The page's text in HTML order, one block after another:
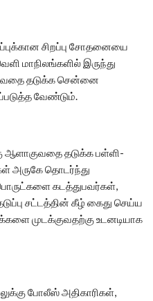
சிறப்பு சோதனையை
மாநிலங்களில் இருந்து
தடுக்க சென்னை
வேண்டும்.
தடுக்க பள்ளி-
அருகே தொடர்ந்து
கடத்துபவர்கள்,
சட்டத்தின் கீழ் கைது செய்ய
முடக்குவதற்கு உடனடியாக
போலீஸ் அதிகாரிகள்,